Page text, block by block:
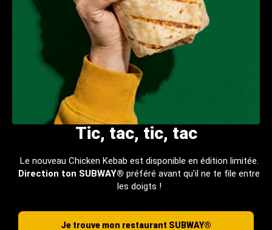
Tic, tac, tic, tac
Le nouveau Chicken Kebab est disponible en édition limitée.
Direction ton SUBWAY® préféré avant qu'il ne te file entre
les doigts !
Je trouve mon restaurant SUBWAY®